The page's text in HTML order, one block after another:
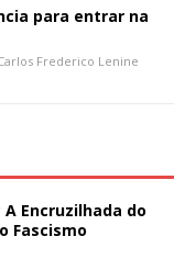
para entrar na
Frederico Lenine
A Encruzilhada do
Fascismo